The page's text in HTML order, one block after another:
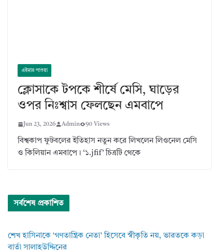
এইমাত্র পাওয়া
ক্লোসাকে টপকে শীর্ষে মেসি, ঘাড়ের
ওপর নিঃশ্বাস ফেলছেন এমবাপে
Jun 23, 2026 Admin 90 Views
বিশ্বকাপ ফুটবলের ইতিহাস নতুন করে লিখলেন লিওনেল মেসি
ও কিলিয়ান এমবাপে। ‘১.jfif’ চিত্রটি থেকে
সর্বশেষ প্রকাশিত
শেখ হাসিনাকে ‘গণতান্ত্রিক নেতা’ হিসেবে স্বীকৃতি নয়, ভারতকে কড়া
বার্তা সালাহউদ্দিনের